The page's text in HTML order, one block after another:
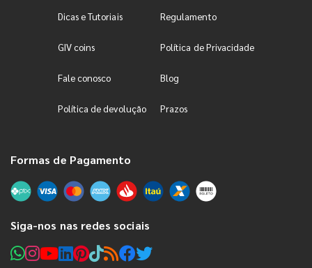
Dicas e Tutoriais Regulamento
GIV coins Política de Privacidade
Fale conosco Blog
Política de devolução Prazos
Formas de Pagamento
Siga-nos nas redes sociais